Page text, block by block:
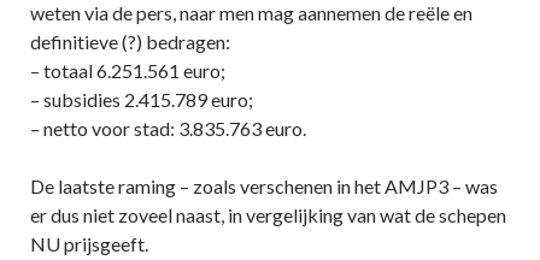
weten via de pers, naar men mag aannemen de reële en
definitieve (?) bedragen:
– totaal 6.251.561 euro;
– subsidies 2.415.789 euro;
– netto voor stad: 3.835.763 euro.
De laatste raming – zoals verschenen in het AMJP3 – was
er dus niet zoveel naast, in vergelijking van wat de schepen
NU prijsgeeft.